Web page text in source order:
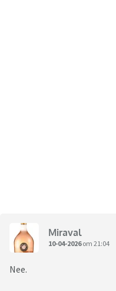
Miraval
10-04-2026om 21:04
Nee.